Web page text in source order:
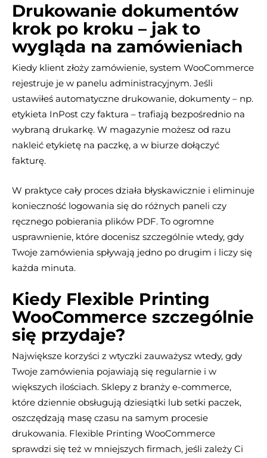
Drukowanie dokumentów
krok po kroku – jak to
wygląda na zamówieniach
Kiedy klient złoży zamówienie, system WooCommerce
rejestruje je w panelu administracyjnym. Jeśli
ustawiłeś automatyczne drukowanie, dokumenty – np.
etykieta InPost czy faktura – trafiają bezpośrednio na
wybraną drukarkę. W magazynie możesz od razu
nakleić etykietę na paczkę, a w biurze dołączyć
fakturę.
W praktyce cały proces działa błyskawicznie i eliminuje
konieczność logowania się do różnych paneli czy
ręcznego pobierania plików PDF. To ogromne
usprawnienie, które docenisz szczególnie wtedy, gdy
Twoje zamówienia spływają jedno po drugim i liczy się
każda minuta.
Kiedy Flexible Printing
WooCommerce szczególnie
się przydaje?
Największe korzyści z wtyczki zauważysz wtedy, gdy
Twoje zamówienia pojawiają się regularnie i w
większych ilościach. Sklepy z branży e-commerce,
które dziennie obsługują dziesiątki lub setki paczek,
oszczędzają masę czasu na samym procesie
drukowania. Flexible Printing WooCommerce
sprawdzi się też w mniejszych firmach, jeśli zależy Ci